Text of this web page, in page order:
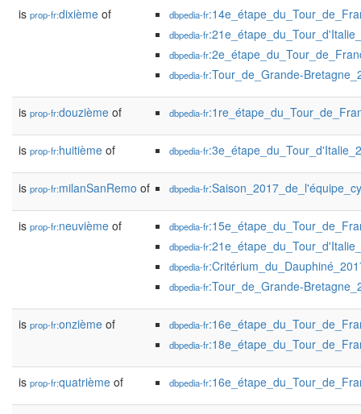
is prop-fr:dixième of dbpedia-fr
dbpedia-fr
dbpedia-fr
dbpedia-fr:Tour_de_Grande-
is prop-fr:douzième of dbpedia-fr
is prop-fr:huitième of dbpedia-fr
is prop-fr:milanSanRemo of dbpedia-fr
is prop-fr:neuvième of dbpedia-fr
dbpedia-fr
dbpedia-fr
dbpedia-fr:Tour_de_Grande-
is prop-fr:onzième of dbpedia-fr
dbpedia-fr
is prop-fr:quatrième of dbpedia-fr